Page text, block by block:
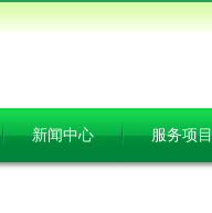
新闻中心 服务项目